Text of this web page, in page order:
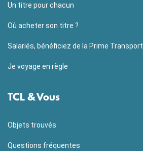
Un titre pour chacun
Où acheter son titre ?
Salariés, bénéficiez de la Prime Transport
Je voyage en règle
TCL & Vous
Objets trouvés
Questions fréquentes